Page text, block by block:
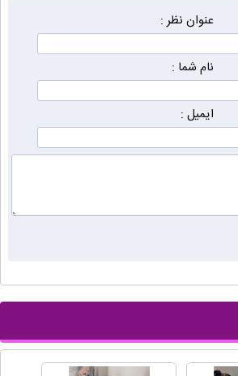
عنوان نظر :
نام شما :
ایمیل :